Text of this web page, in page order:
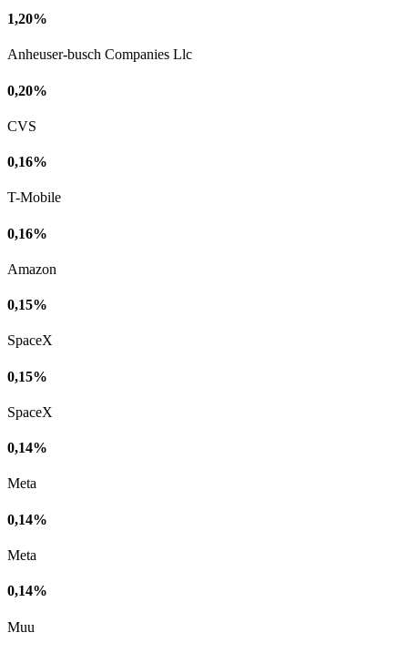
1,20%
Anheuser-busch Companies Llc
0,20%
CVS
0,16%
T-Mobile
0,16%
Amazon
0,15%
SpaceX
0,15%
SpaceX
0,14%
Meta
0,14%
Meta
0,14%
Muu